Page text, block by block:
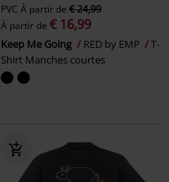
PVC À partir de € 24,99
À partir de € 16,99
Keep Me Going RED by EMP
T-
Shirt Manches courtes